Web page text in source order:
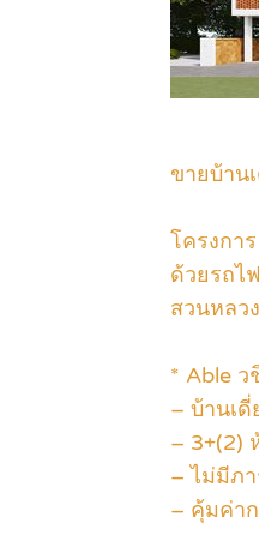
ขายบ้าน
โครงกา
ด้วยรถไ
สวนหลว
* Able ว
– บ้านเ
– 3+(2)
– ไม่มีภ
– คุ้มค่า